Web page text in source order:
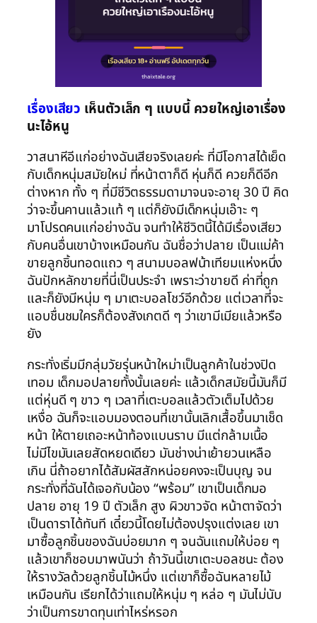
เรื่องเสียว เห็นตัวเล็ก ๆ แบบนี้ ควยใหญ่เอาเรื่อง
นะไอ้หนู
วาสนาหีอีแก่อย่างฉันเสียจริงเลยค่ะ ที่มีโอกาสได้เย็ด
กับเด็กหนุ่มสมัยใหม่ ที่หน้าตาก็ดี หุ่นก็ดี ควยก็ดีอีก
ต่างหาก ทั้ง ๆ ที่มีชีวิตธรรมดามาจนจะอายุ 30 ปี คิด
ว่าจะขึ้นคานแล้วแท้ ๆ แต่ก็ยังมีเด็กหนุ่มเอ๊าะ ๆ
มาโปรดคนแก่อย่างฉัน จนทำให้ชีวิตนี้ได้มีเรื่องเสียว
กับคนอื่นเขาบ้างเหมือนกัน ฉันชื่อว่าปลาย เป็นแม่ค้า
ขายลูกชิ้นทอดแถว ๆ สนามบอลฟน้าเทียมแห่งหนึ่ง
ฉันปักหลักขายที่นี่เป็นประจำ เพราะว่าขายดี ค่าที่ถูก
และก็ยังมีหนุ่ม ๆ มาเตะบอลโชว์อีกด้วย แต่เวลาที่จะ
แอบชื่นชมใครก็ต้องสังเกตดี ๆ ว่าเขามีเมียแล้วหรือ
ยัง
กระทั่งเริ่มมีกลุ่มวัยรุ่นหน้าใหม่าเป็นลูกค้าในช่วงปิด
เทอม เด็กมอปลายทั้งนั้นเลยค่ะ แล้วเด็กสมัยนี้มันก็มี
แต่หุ่นดี ๆ ขาว ๆ เวลาที่เตะบอลแล้วตัวเต็มไปด้วย
เหงื่อ ฉันก็จะแอบมองตอนที่เขานั้นเลิกเสื้อขึ้นมาเช็ด
หน้า ให้ตายเถอะหน้าท้องแบนราบ มีแต่กล้ามเนื้อ
ไม่มีไขมันเลยสัดหยดเดียว มันช่างน่าเย้ายวนเหลือ
เกิน นี่ถ้าอยากได้สัมผัสสักหน่อยคงจะเป็นบุญ จน
กระทั่งที่ฉันได้เจอกับน้อง “พร้อม” เขาเป็นเด็กมอ
ปลาย อายุ 19 ปี ตัวเล็ก สูง ผิวขาวจัด หน้าตาจัดว่า
เป็นดาราได้ทันที เดี๋ยวนี้โดยไม่ต้องปรุงแต่งเลย เขา
มาซื้อลูกชิ้นของฉันบ่อยมาก ๆ จนฉันแถมให้บ่อย ๆ
แล้วเขาก็ชอบมาพนันว่า ถ้าวันนี้เขาเตะบอลชนะ ต้อง
ให้รางวัลด้วยลูกชิ้นไม้หนึ่ง แต่เขาก็ซื้อฉันหลายไม้
เหมือนกัน เรียกได้ว่าแถมให้หนุ่ม ๆ หล่อ ๆ มันไม่นับ
ว่าเป็นการขาดทุนเท่าไหร่หรอก